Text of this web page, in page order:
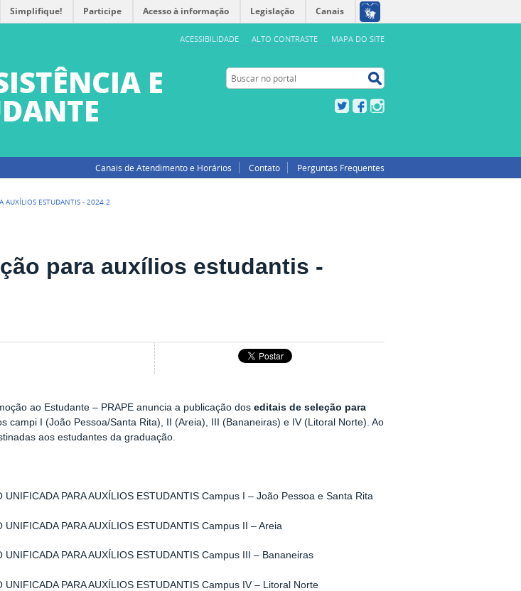
ACESSIBILIDADE ALTO CONTRASTE MAPA DO SITE
Simplifique! Participe Acesso à informação Legislação Canais
E Buscar no portal
TwitterFacebook
Canais de Atendimento e Horários Contato Perguntas Frequentes
AUXÍLIOS ESTUDANTIS - 2024.2
para auxílios estudantis -
ao Estudante – PRAPE anuncia a publicação doseditais de seleção para
campi I (João Pessoa/Santa Rita), II (Areia), III (Bananeiras) e IV (Litoral Norte). Ao
aos estudantes da graduação.
UNIFICADA PARA AUXÍLIOS ESTUDANTIS Campus I – João Pessoa e Santa Rita
UNIFICADA PARA AUXÍLIOS ESTUDANTIS Campus II – Areia
UNIFICADA PARA AUXÍLIOS ESTUDANTIS Campus III – Bananeiras
UNIFICADA PARA AUXÍLIOS ESTUDANTIS Campus IV – Litoral Norte